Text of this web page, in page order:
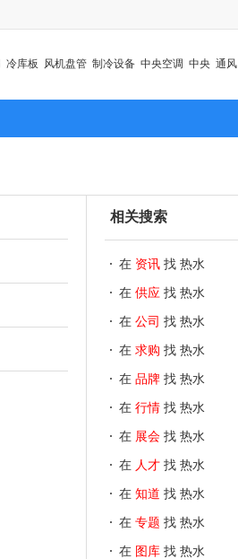
冷库板 风机盘管 制冷设备 中央空调 中央 通风
相关搜索
在 资讯 找 热水
在 供应 找 热水
在 公司 找 热水
在 求购 找 热水
在 品牌 找 热水
在 行情 找 热水
在 展会 找 热水
在 人才 找 热水
在 知道 找 热水
在 专题 找 热水
在 图库 找 热水